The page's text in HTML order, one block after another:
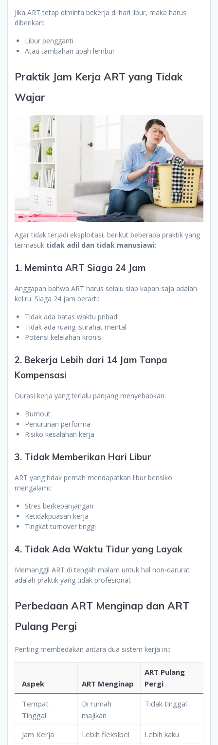
Jika ART tetap diminta bekerja di hari libur, maka harus
diberikan:
Libur pengganti
Atau tambahan upah lembur
Praktik Jam Kerja ART yang Tidak
Wajar
Agar tidak terjadi eksploitasi, berikut beberapa praktik yang
termasuk tidak adil dan tidak manusiawi:
1. Meminta ART Siaga 24 Jam
Anggapan bahwa ART harus selalu siap kapan saja adalah
keliru. Siaga 24 jam berarti:
Tidak ada batas waktu pribadi
Tidak ada ruang istirahat mental
Potensi kelelahan kronis
2. Bekerja Lebih dari 14 Jam Tanpa
Kompensasi
Durasi kerja yang terlalu panjang menyebabkan:
Burnout
Penurunan performa
Risiko kesalahan kerja
3. Tidak Memberikan Hari Libur
ART yang tidak pernah mendapatkan libur berisiko
mengalami:
Stres berkepanjangan
Ketidakpuasan kerja
Tingkat turnover tinggi
4. Tidak Ada Waktu Tidur yang Layak
Memanggil ART di tengah malam untuk hal non-darurat
adalah praktik yang tidak profesional.
Perbedaan ART Menginap dan ART
Pulang Pergi
Penting membedakan antara dua sistem kerja ini:
Aspek ART Menginap
ART Pulang
Pergi
Tempat
Tinggal
Di rumah
majikan
Tidak tinggal
Jam Kerja Lebih fleksibel Lebih kaku